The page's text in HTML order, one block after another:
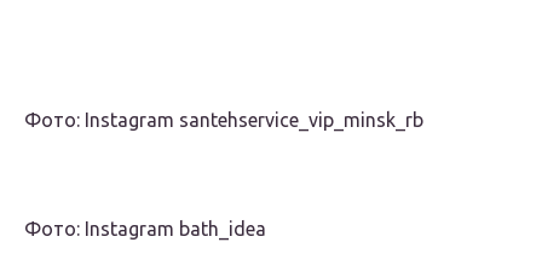
Фото: Instagram santehservice_vip_minsk_rb
Фото: Instagram bath_idea